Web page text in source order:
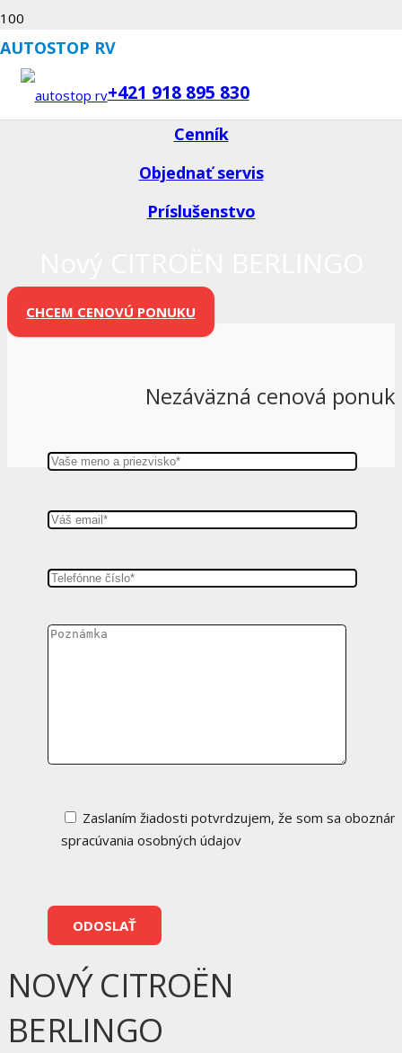
AUTOSTOP RV
+421 918 895 830
Katalóg modelu
Cenník
Objednať servis
Príslušenstvo
CHCEM CENOVÚ PONUKU
Nezáväzná cenová
Zaslaním žiadosti potvrdzujem, že som sa
spracúvania osobných údajov
NOVÝ CITROËN
BERLINGO